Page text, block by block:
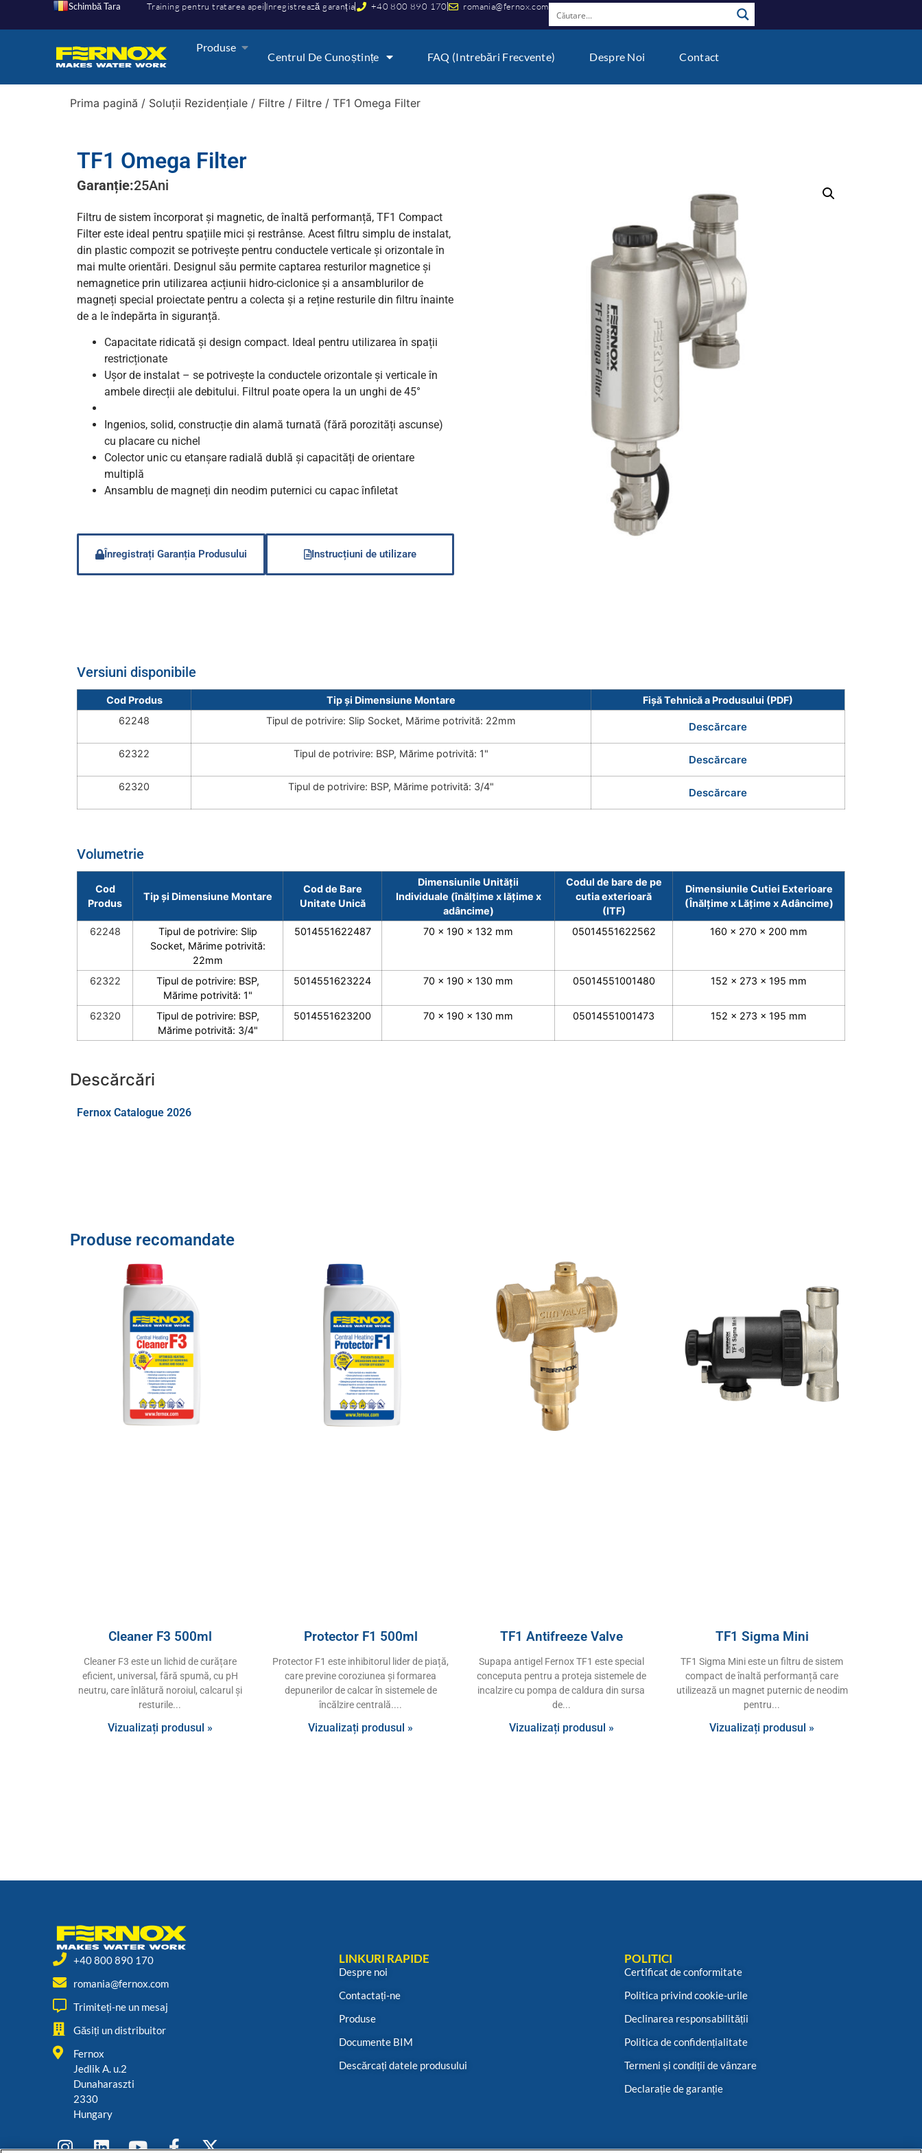
Schimbă Tara Training pentru tratarea apei Inregistrează garanția +40 800 890 170 romania@fernox.com
Produse
Centrul De Cunoștințe FAQ (Intrebări Frecvente) Despre Noi Contact
Prima pagină / Soluții Rezidențiale / Filtre / Filtre / TF1 Omega Filter
TF1 Omega Filter
Garanție:25Ani
Filtru de sistem încorporat și magnetic, de înaltă performanță, TF1 Compact
Filter este ideal pentru spațiile mici și restrânse. Acest filtru simplu de instalat,
din plastic compozit se potrivește pentru conductele verticale și orizontale în
mai multe orientări. Designul său permite captarea resturilor magnetice și
nemagnetice prin utilizarea acțiunii hidro-ciclonice și a ansamblurilor de
magneți special proiectate pentru a colecta și a reține resturile din filtru înainte
de a le îndepărta în siguranță.
Capacitate ridicată și design compact. Ideal pentru utilizarea în spații
restricționate
Ușor de instalat – se potrivește la conductele orizontale și verticale în
ambele direcții ale debitului. Filtrul poate opera la un unghi de 45°
Ingenios, solid, construcție din alamă turnată (fără porozități ascunse)
cu placare cu nichel
Colector unic cu etanșare radială dublă și capacități de orientare
multiplă
Ansamblu de magneți din neodim puternici cu capac înfiletat
Înregistrați Garanția Produsului Instrucțiuni de utilizare
Versiuni disponibile
Cod Produs Tip și Dimensiune Montare
Fișă Tehnică a Produsului (PDF)
62248
Tipul de potrivire: Slip Socket, Mărime potrivită: 22mm Descărcare
62322 Tipul de potrivire: BSP, Mărime potrivită: 1" Descărcare
62320 Tipul de potrivire: BSP, Mărime potrivită: 3/4" Descărcare
Volumetrie
Cod
Produs
Tip și Dimensiune Montare
Cod de Bare
Unitate Unică
Dimensiunile Unității
Individuale (înălțime x lățime x
adâncime)
Codul de bare de pe
cutia exterioară
(ITF)
Dimensiunile Cutiei Exterioare
(Înălțime x Lățime x Adâncime)
62248
Tipul de potrivire: Slip
Socket, Mărime potrivită:
22mm
5014551622487 70 x 190 x 132 mm 05014551622562 160 x 270 x 200 mm
62322
Tipul de potrivire: BSP,
Mărime potrivită: 1"
5014551623224 70 x 190 x 130 mm 05014551001480 152 x 273 x 195 mm
62320
Tipul de potrivire: BSP,
Mărime potrivită: 3/4"
5014551623200 70 x 190 x 130 mm 05014551001473 152 x 273 x 195 mm
Descărcări
Fernox Catalogue 2026
Produse recomandate
Cleaner F3 500ml
Cleaner F3 este un lichid de curățare
eficient, universal, fără spumă, cu pH
neutru, care înlătură noroiul, calcarul și
resturile
Vizualizați produsul »
Protector F1 500ml
Protector F1 este inhibitorul lider de piață,
care previne coroziunea și formarea
depunerilor de calcar în sistemele de
încălzire centrală.
Vizualizați produsul »
TF1 Antifreeze Valve
Supapa antigel Fernox TF1 este special
conceputa pentru a proteja sistemele de
incalzire cu pompa de caldura din sursa
de
Vizualizați produsul »
TF1 Sigma Mini
TF1 Sigma Mini este un filtru de sistem
compact de înaltă performanță care
utilizează un magnet puternic de neodim
pentru
Vizualizați produsul »
+40 800 890 170
romania@fernox.com
Trimiteți-ne un mesaj
Găsiți un distribuitor
Fernox
Jedlik A. u.2
Dunaharaszti
2330
Hungary
LINKURI RAPIDE
Despre noi
Contactați-ne
Produse
Documente BIM
Descărcați datele produsului
POLITICI
Certificat de conformitate
Politica privind cookie-urile
Declinarea responsabilității
Politica de confidențialitate
Termeni și condiții de vânzare
Declarație de garanție